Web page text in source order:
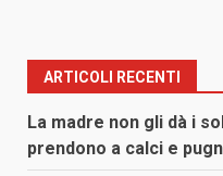
ARTICOLI RECENTI
La madre non gli dà i
prendono a calci e